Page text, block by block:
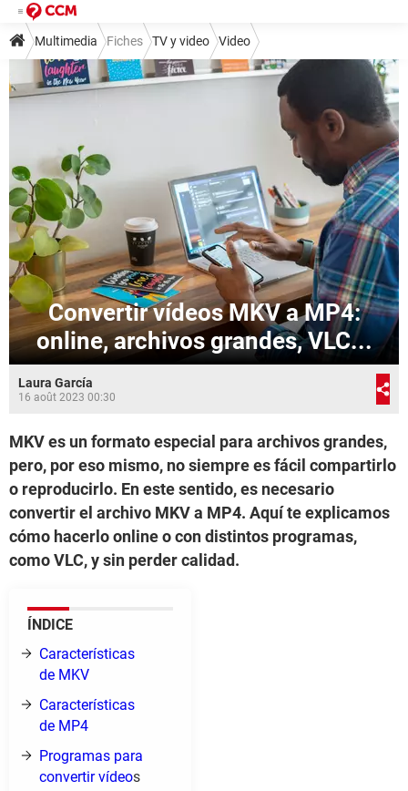
Multimedia Fiches TV y video Video
Convertir vídeos MKV a MP4:
online, archivos grandes, VLC...
Laura García
16 août 2023 00:30
MKV es un formato especial para archivos grandes,
pero, por eso mismo, no siempre es fácil compartirlo
o reproducirlo. En este sentido, es necesario
convertir el archivo MKV a MP4. Aquí te explicamos
cómo hacerlo online o con distintos programas,
como VLC, y sin perder calidad.
ÍNDICE
Características
de MKV
Características
de MP4
Programas para
convertir vídeos